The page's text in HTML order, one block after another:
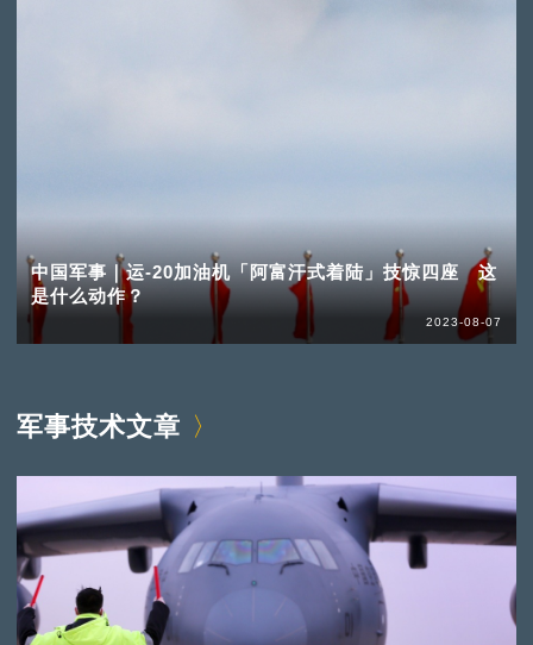
中国军事｜运-20加油机「阿富汗式着陆」技惊四座 这
是什么动作？
2023-08-07
军事技术文章